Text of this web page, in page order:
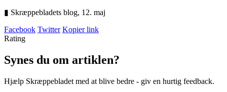
▮ Skræppebladets blog, 12. maj
Facebook Twitter Kopier link
Rating
Synes du om artiklen?
Hjælp Skræppebladet med at blive bedre - giv en hurtig feedback.